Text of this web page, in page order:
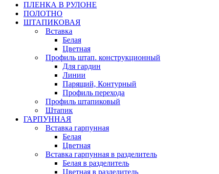
ПЛЕНКА В РУЛОНЕ
ПОЛОТНО
ШТАПИКОВАЯ
Вставка
Белая
Цветная
Профиль штап. конструкционный
Для гардин
Линии
Парящий, Контурный
Профиль перехода
Профиль штапиковый
Штапик
ГАРПУННАЯ
Вставка гарпунная
Белая
Цветная
Вставка гарпунная в разделитель
Белая в разделитель
Цветная в разделитель